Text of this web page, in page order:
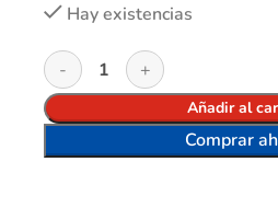
Hay existencias
Añadir al
Comprar